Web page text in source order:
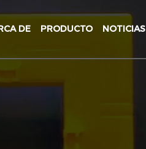
DE PRODUCTO NOTICIAS